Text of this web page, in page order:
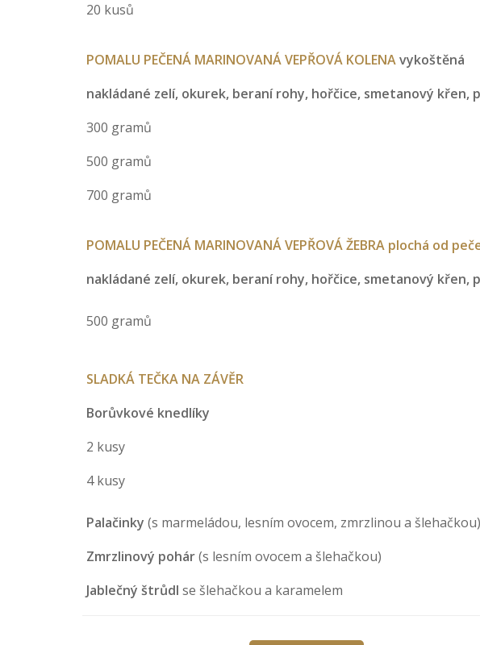
20 kusů
POMALU PEČENÁ MARINOVANÁ VEPŘOVÁ KOLENAvykoštěná
nakládané zelí, okurek, beraní rohy, hořčice, smetanový křen,
300 gramů
500 gramů
700 gramů
POMALU PEČENÁ MARINOVANÁ VEPŘOVÁ ŽEBRA plochá od
nakládané zelí, okurek, beraní rohy, hořčice, smetanový křen,
500 gramů
SLADKÁ TEČKA NA ZÁVĚR
Borůvkové knedlíky
2 kusy
4 kusy
Palačinky (s marmeládou, lesním ovocem, zmrzlinou a šlehačkou)
Zmrzlinový pohár(s lesním ovocem a šlehačkou)
Jablečný štrůdl se šlehačkou a karamelem